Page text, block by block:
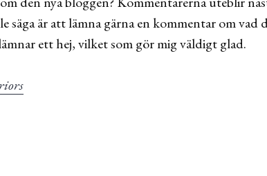
säga är att lämna gärna en kommentar om
ett hej, vilket som gör mig väldigt glad.